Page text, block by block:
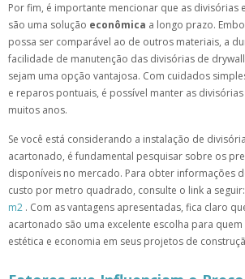
Por fim, é importante mencionar que as divisórias
são uma solução econômica a longo prazo.
possa ser comparável ao de outros materiais, a
facilidade de manutenção das divisórias de
sejam uma opção vantajosa. Com cuidados
e reparos pontuais, é possível manter as
muitos anos.
Se você está considerando a instalação de
acartonado, é fundamental pesquisar sobre os
disponíveis no mercado. Para obter informações
custo por metro quadrado, consulte o link a seguir:
m2 . Com as vantagens apresentadas, fica claro
acartonado são uma excelente escolha para
estética e economia em seus projetos de